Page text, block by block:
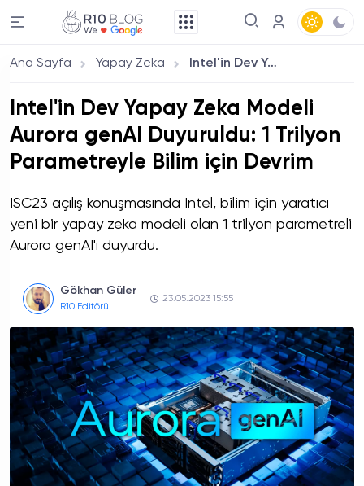
Ana Sayfa Yapay Zeka Intel'in Dev Yapay Zeka Modeli Aurora genAI Duyuruldu: 1 Trilyon Parametreyle Bilim için Devrim
Intel'in Dev Yapay Zeka Modeli
Aurora genAI Duyuruldu: 1 Trilyon
Parametreyle Bilim için Devrim
ISC23 açılış konuşmasında Intel, bilim için yaratıcı
yeni bir yapay zeka modeli olan 1 trilyon parametreli
Aurora genAI'ı duyurdu.
Gökhan Güler
R10 Editörü
23.05.2023 15:55